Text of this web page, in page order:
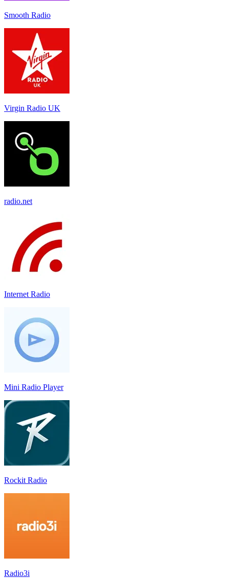
Smooth Radio
Virgin Radio UK
radio.net
Internet Radio
Mini Radio Player
Rockit Radio
Radio3i